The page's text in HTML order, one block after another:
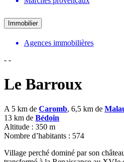
Immobilier
Agences immobilières
- -
Le Barroux
A 5 km de Caromb, 6,5 km de
13 km de Bédoin
Altitude : 350 m
Nombre d’habitants : 574
Village perché dominé par son